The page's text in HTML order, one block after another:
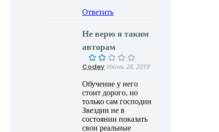
Ответить
Не верю я таким
авторам
Codey Июнь 28, 2019
Обучение у него
стоит дорого, но
только сам господин
Звездин не в
состоянии показать
свои реальные